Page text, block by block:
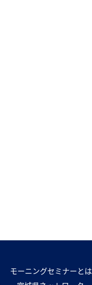
モーニングセミナーとは